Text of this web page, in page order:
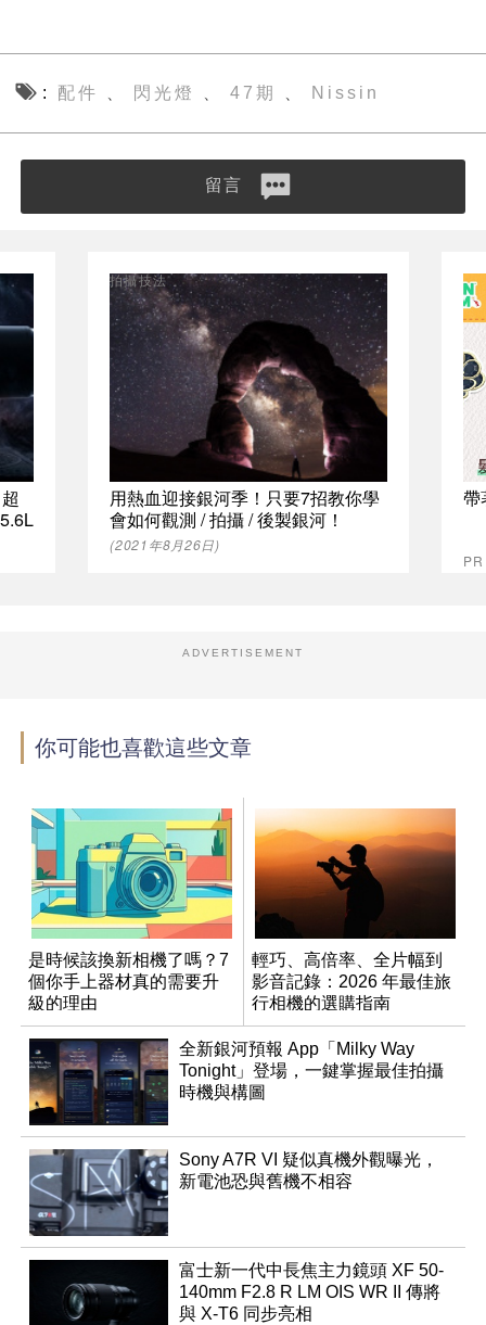
配件 、 閃光燈 、 47期 、 Nissin
留言
用熱血迎接銀河季！只要7招教你學
會如何觀測 / 拍攝 / 後製銀河！
拍攝技法
(2021年8月26日)
帶
ADVERTISEMENT
你可能也喜歡這些文章
是時候該換新相機了嗎？7
個你手上器材真的需要升
級的理由
輕巧、高倍率、全片幅到
影音記錄：2026 年最佳旅
行相機的選購指南
全新銀河預報 App「Milky Way
Tonight」登場，一鍵掌握最佳拍攝
時機與構圖
Sony A7R VI 疑似真機外觀曝光，
新電池恐與舊機不相容
富士新一代中長焦主力鏡頭 XF 50-
140mm F2.8 R LM OIS WR II 傳將
與 X-T6 同步亮相